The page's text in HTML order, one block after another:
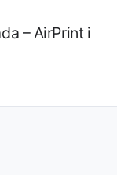
– AirPrint i